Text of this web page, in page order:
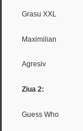
Grasu XXL
Maximilian
Agresiv
Ziua 2:
Guess Who